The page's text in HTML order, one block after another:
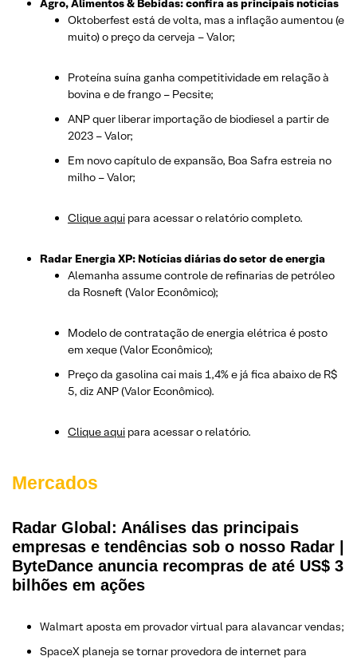
Agro, Alimentos & Bebidas: confira as principais notícias
Oktoberfest está de volta, mas a inflação aumentou (e
muito) o preço da cerveja – Valor;
Proteína suína ganha competitividade em relação à
bovina e de frango – Pecsite;
ANP quer liberar importação de biodiesel a partir de
2023 – Valor;
Em novo capítulo de expansão, Boa Safra estreia no
milho – Valor;
Clique aqui para acessar o relatório completo.
Radar Energia XP: Notícias diárias do setor de energia
Alemanha assume controle de refinarias de petróleo
da Rosneft (Valor Econômico);
Modelo de contratação de energia elétrica é posto
em xeque (Valor Econômico);
Preço da gasolina cai mais 1,4% e já fica abaixo de R$
5, diz ANP (Valor Econômico).
Clique aqui para acessar o relatório.
Mercados
Radar Global: Análises das principais
empresas e tendências sob o nosso Radar |
ByteDance anuncia recompras de até US$ 3
bilhões em ações
Walmart aposta em provador virtual para alavancar vendas;
SpaceX planeja se tornar provedora de internet para